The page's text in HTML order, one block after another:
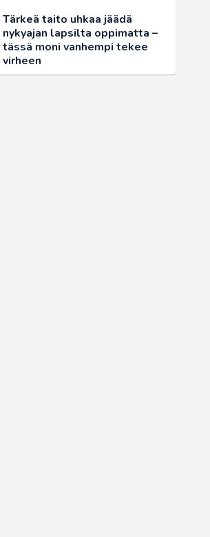
Tärkeä taito uhkaa jäädä
nykyajan lapsilta oppimatta –
tässä moni vanhempi tekee
virheen